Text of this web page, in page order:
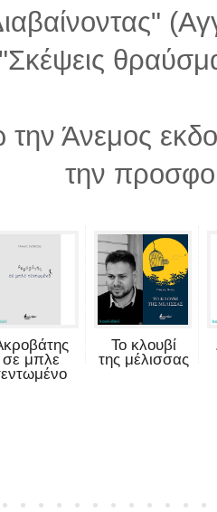
Άνεμος
την
σε μπλε
Το κλουβί
της μέλισσας